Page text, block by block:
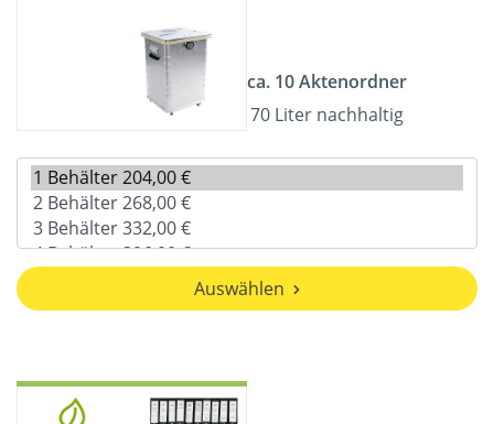
ca. 10 Aktenordner
70 Liter nachhaltig
Auswählen